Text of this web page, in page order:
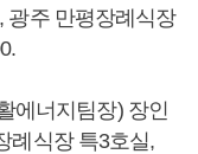
광주 만평장례식장
에너지팀장) 장인
례식장 특3호실,